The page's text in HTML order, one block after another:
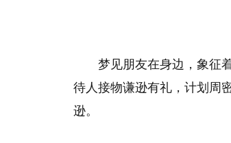
梦见朋友在身边，象征
待人接物谦逊有礼，计划周
逊。